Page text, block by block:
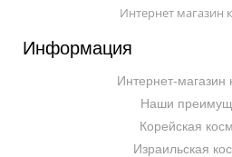
Интернет магазин
Информация
Интернет-магазин
Наши
Корейская
Израильская